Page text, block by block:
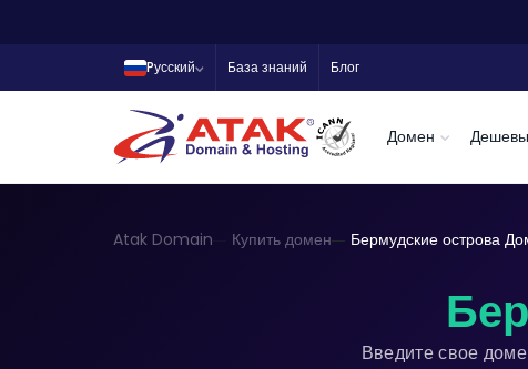
Pусский База знаний Блог
Домен
Atak Domain Купить домен Бермудские острова
Введите свое